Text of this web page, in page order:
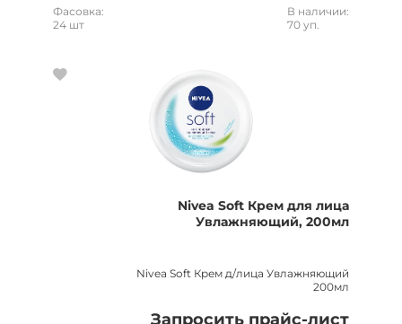
Фасовка:
24 шт
В наличии:
70 уп.
Nivea Soft Крем для лица
Увлажняющий, 200мл
Nivea Soft Крем д/лица Увлажняющий
200мл
Запросить прайс-лист